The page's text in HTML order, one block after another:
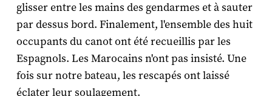
glisser entre les mains des gendarmes et à sauter
par dessus bord. Finalement, l'ensemble des huit
occupants du canot ont été recueillis par les
Espagnols. Les Marocains n'ont pas insisté. Une
fois sur notre bateau, les rescapés ont laissé
éclater leur soulagement.